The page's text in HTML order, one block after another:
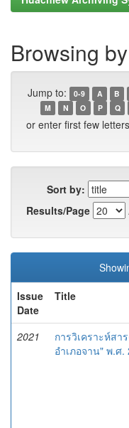
Browsing
Jump to: 0-9 A B
M
N O P Q
or enter first few
Sort by:
Results/Page
Issue
Date
Title
2021
การวิเคราะห์สา
อำเภอจาน" พ.ศ.